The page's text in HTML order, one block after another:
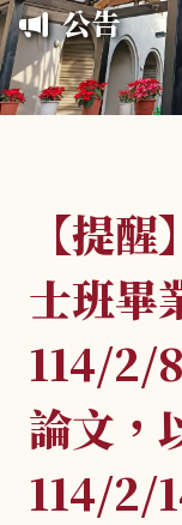
公告
【提
士班畢
114/2/
論文，
114/2/